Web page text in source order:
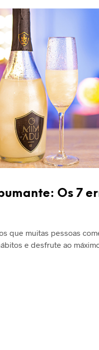
Os 7
que muitas pessoas
e desfrute ao